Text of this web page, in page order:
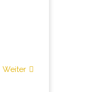
Weiter